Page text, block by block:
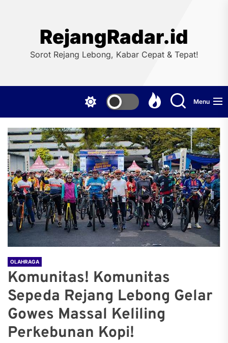
RejangRadar.id
Sorot Rejang Lebong, Kabar Cepat & Tepat!
Menu
OLAHRAGA
Komunitas! Komunitas
Sepeda Rejang Lebong Gelar
Gowes Massal Keliling
Perkebunan Kopi!